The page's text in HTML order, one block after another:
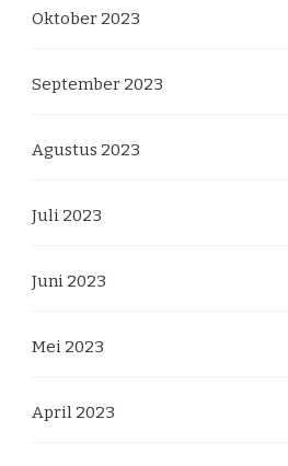
Oktober 2023
September 2023
Agustus 2023
Juli 2023
Juni 2023
Mei 2023
April 2023